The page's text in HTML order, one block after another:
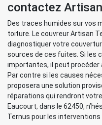
contactez
Des traces humides sur vos
toiture. Le couvreur Artisan
diagnostiquer votre
sources de ces fuites. Si les
importantes, il peut procéder
Par contre si les causes
proposera une solution
réparations qui rendront
Eaucourt, dans le 62450,
Ternus pour les interventions